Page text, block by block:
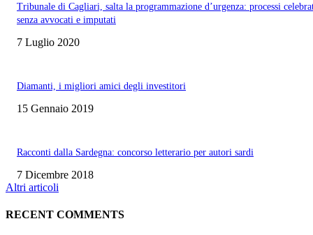
Tribunale di Cagliari, salta la programmazione d’urgenza: processi
senza avvocati e imputati
7 Luglio 2020
Diamanti, i migliori amici degli investitori
15 Gennaio 2019
Racconti dalla Sardegna: concorso letterario per autori sardi
7 Dicembre 2018
Altri articoli
RECENT COMMENTS